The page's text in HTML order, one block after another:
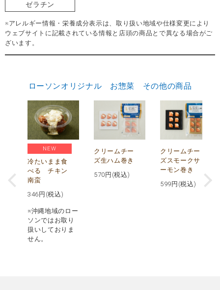
ゼラチン
※アレルギー情報・栄養成分表示は、取り扱い地域や仕様変更により
ウェブサイトに記載されている情報と店頭の商品とで異なる場合がご
ざいます。
ローソンオリジナル お惣菜 その他の商品
NEW
冷たいまま食
べる チキン
南蛮
346 円(税込)
※沖縄地域のロー
ソンではお取り
扱いしておりま
せん。
クリームチー
ズ生ハム巻き
570 円(税込)
クリームチー
ズスモークサ
ーモン巻き
599 円(税込)